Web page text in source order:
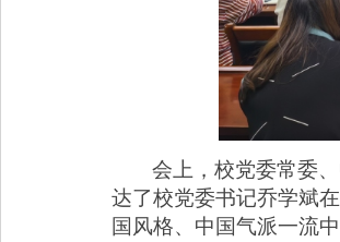
会上，校党委常委
达了校党委书记乔学斌
国风格、中国气派一流